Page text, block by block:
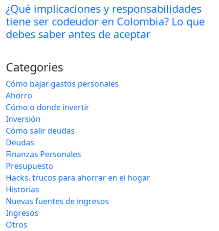
¿Qué implicaciones y responsabilidades
tiene ser codeudor en Colombia? Lo que
debes saber antes de aceptar
Categories
Cómo bajar gastos personales
Ahorro
Cómo o donde invertir
Inversión
Cómo salir deudas
Deudas
Finanzas Personales
Presupuesto
Hacks, trucos para ahorrar en el hogar
Historias
Nuevas fuentes de ingresos
Ingresos
Otros